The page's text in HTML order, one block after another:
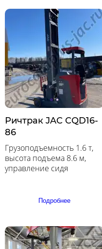
Ричтрак JAC CQD16-
86
Грузоподъемность 1.6 т,
высота подъема 8.6 м,
управление сидя
Подробнее